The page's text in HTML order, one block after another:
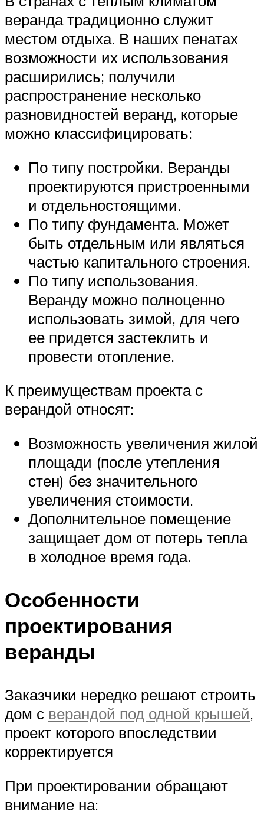
веранда традиционно служит
местом отдыха. В наших пенатах
возможности их использования
расширились; получили
распространение несколько
разновидностей веранд, которые
можно классифицировать:
По типу постройки. Веранды
проектируются пристроенными
и отдельностоящими.
По типу фундамента. Может
быть отдельным или являться
частью капитального строения.
По типу использования.
Веранду можно полноценно
использовать зимой, для чего
ее придется застеклить и
провести отопление.
К преимуществам проекта с
верандой относят:
Возможность увеличения жилой
площади (после утепления
стен) без значительного
увеличения стоимости.
Дополнительное помещение
защищает дом от потерь тепла
в холодное время года.
Особенности
проектирования
веранды
Заказчики нередко решают строить
дом с верандой под одной крышей,
проект которого впоследствии
корректируется
При проектировании обращают
внимание на: